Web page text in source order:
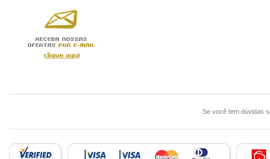
Se você tem dúvidas